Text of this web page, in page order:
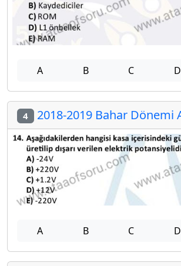
A B C D
4 2018-2019 Bahar Dönemi
A B C D